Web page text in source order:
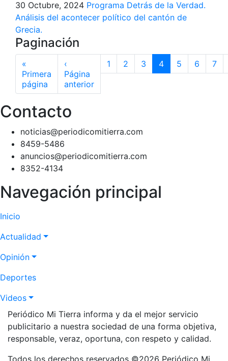
30 Octubre, 2024 Programa Detrás de la Verdad.
Análisis del acontecer político del cantón de
Grecia.
Paginación
«
Primera
página
‹
Página
anterior
1 2 3 4 5 6 7
Contacto
noticias@periodicomitierra.com
8459-5486
anuncios@periodicomitierra.com
8352-4134
Navegación principal
Inicio
Actualidad
Opinión
Deportes
Videos
Periódico Mi Tierra informa y da el mejor servicio
publicitario a nuestra sociedad de una forma objetiva,
responsable, veraz, oportuna, con respeto y calidad.
Todos los derechos reservados ©2026 Periódico Mi